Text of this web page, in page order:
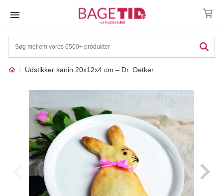
Udstikker kanin 20x12x4 cm – Dr. Oetker
Måske kunne nogle af
disse produkter have din
interesse?